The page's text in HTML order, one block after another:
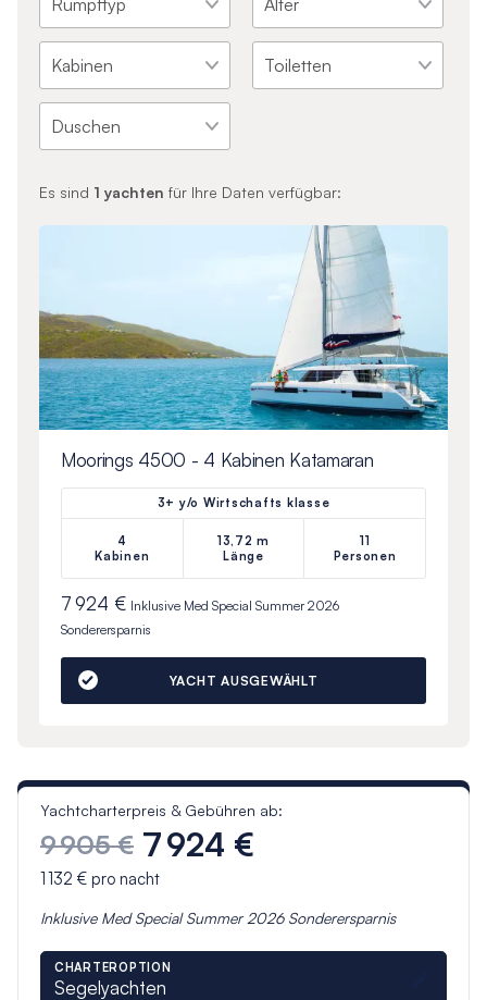
Es sind 1 yachten für Ihre Daten verfügbar:
Moorings 4500 - 4 Kabinen Katamaran
3+ y/o Wirtschafts klasse
4
Kabinen
13,72 m
Länge
11
Personen
7 924 € Inklusive Med Special Summer 2026
Sonderersparnis
YACHT AUSGEWÄHLT
Yachtcharterpreis & Gebühren ab:
9 905 € 7 924 €
1 132 €pro nacht
Inklusive Med Special Summer 2026Sonderersparnis
CHARTEROPTION
Segelyachten